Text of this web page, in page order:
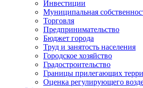
Инвестиции
Муниципальная
Торговля
Предпринимательство
Бюджет города
Труд и занятость населения
Городское хозяйство
Градостроительство
Границы прилегающих
Оценка регулирующего